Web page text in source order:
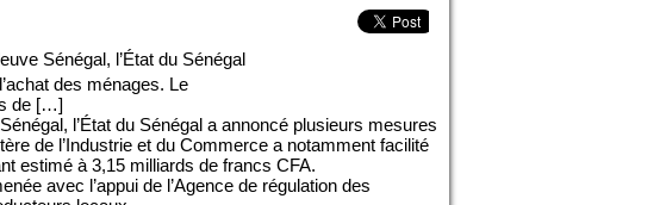
Sénégal, l’État du Sénégal
des ménages. Le
de […]
l’État du Sénégal a annoncé plusieurs mesures
de l’Industrie et du Commerce a notamment facilité
estimé à 3,15 milliards de francs CFA.
avec l’appui de l’Agence de régulation des